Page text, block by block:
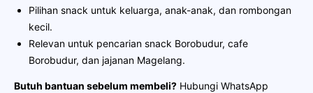
Pilihan snack untuk keluarga, anak-anak, dan rombongan
kecil.
Relevan untuk pencarian snack Borobudur, cafe
Borobudur, dan jajanan Magelang.
Butuh bantuan sebelum membeli? Hubungi WhatsApp